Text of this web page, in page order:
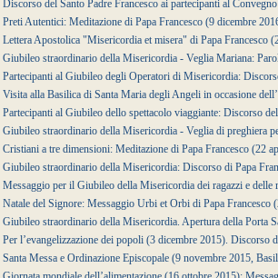
Discorso del Santo Padre Francesco ai partecipanti al
Preti Autentici: Meditazione di Papa Francesco (9 dicembre
Lettera Apostolica "Misericordia et misera" di Papa Francesco
Giubileo straordinario della Misericordia - Veglia Mariana:
Partecipanti al Giubileo degli Operatori di Misericordia:
Visita alla Basilica di Santa Maria degli Angeli in occasione
Partecipanti al Giubileo dello spettacolo viaggiante: Discorso
Giubileo straordinario della Misericordia - Veglia di preghiera
Cristiani a tre dimensioni: Meditazione di Papa Francesco (22
Giubileo straordinario della Misericordia: Discorso di Papa
Messaggio per il Giubileo della Misericordia dei ragazzi e delle
Natale del Signore: Messaggio Urbi et Orbi di Papa Francesco
Giubileo straordinario della Misericordia. Apertura della Porta
Per l’evangelizzazione dei popoli (3 dicembre 2015). Discorso
Santa Messa e Ordinazione Episcopale (9 novembre 2015,